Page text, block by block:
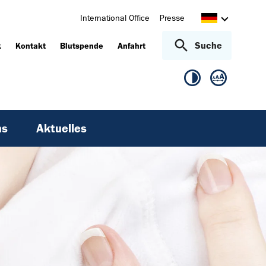
International Office Presse
Kontakt Blutspende Anfahrt Suche
Aktuelles